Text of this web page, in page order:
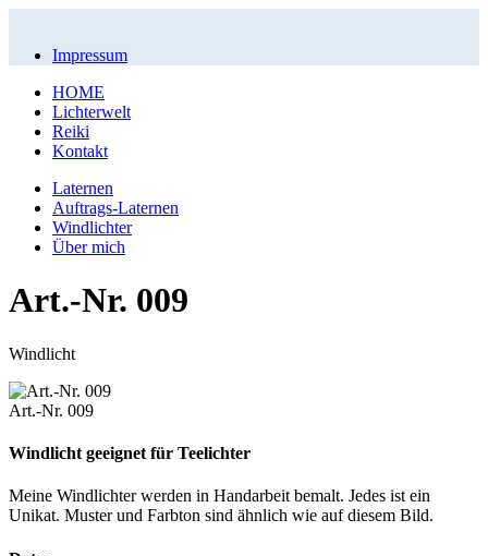
Impressum
HOME
Lichterwelt
Reiki
Kontakt
Laternen
Auftrags-Laternen
Windlichter
Über mich
Art.-Nr. 009
Windlicht
Art.-Nr. 009
Windlicht geeignet für Teelichter
Meine Windlichter werden in Handarbeit bemalt. Jedes ist ein
Unikat. Muster und Farbton sind ähnlich wie auf diesem Bild.